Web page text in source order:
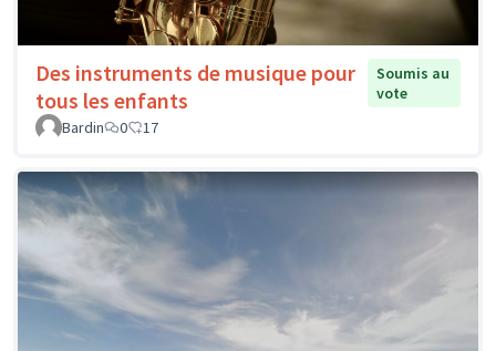
Des instruments de musique pour
tous les enfants
Soumis au
vote
Bardin
0 17